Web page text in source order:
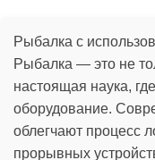
Рыбалка с
Рыбалка — это не
настоящая наука,
оборудование.
облегчают процесс
прорывных